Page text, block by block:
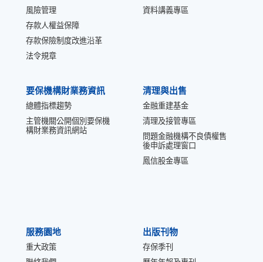
風險管理
存款人權益保障
存款保險制度改進沿革
法令規章
資料講義專區
要保機構財業務資訊
總體指標趨勢
主管機關公開個別要保機
構財業務資訊網站
清理與出售
金融重建基金
清理及接管專區
問題金融機構不良債權售
後申訴處理窗口
鳳信股金專區
服務園地
重大政策
出版刊物
存保季刊